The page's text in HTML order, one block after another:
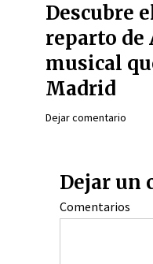
Descubre
reparto de
musical
Madrid
Dejar comentario
Dejar un
Comentarios